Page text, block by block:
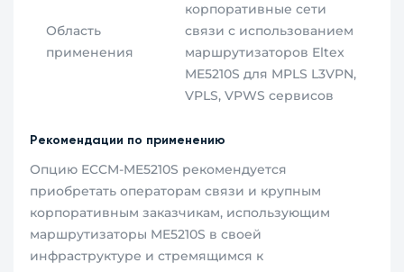
Область
применения
корпоративные сети
связи с использованием
маршрутизаторов Eltex
ME5210S для MPLS L3VPN,
VPLS, VPWS сервисов
Рекомендации по применению
Опцию ECCM-ME5210S рекомендуется
приобретать операторам связи и крупным
корпоративным заказчикам, использующим
маршрутизаторы ME5210S в своей
инфраструктуре и стремящимся к